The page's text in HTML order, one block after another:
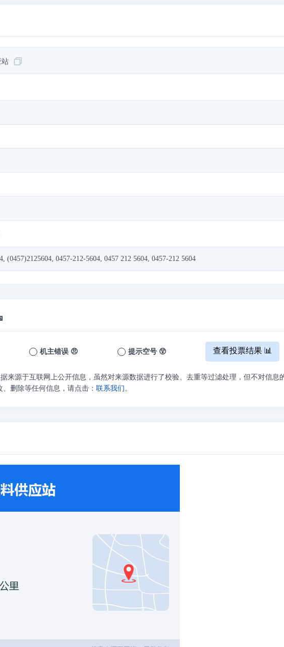
站
(0457)2125604, 0457-212-5604, 0457 212 5604, 0457-212 5604
机主错误 😠 提示空号 😲 查看投票结果 📊
来源于互联网上公开信息，虽然对来源数据进行了校验、去重等过滤处理，但不对信息
删除等任何信息，请点击： 联系我们 。